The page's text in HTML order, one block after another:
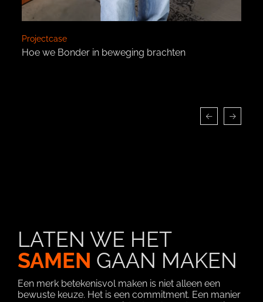
Hoe we Bonder in beweging brachten
Projectcase
LATEN WE HET
SAMEN GAAN MAKEN
Een merk betekenisvol maken is niet alleen een
bewuste keuze. Het is een commitment. Een manier